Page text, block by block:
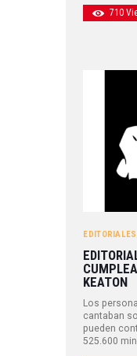
710
EDITORIALES
KEATON
Los
cantaban
pueden
525.600